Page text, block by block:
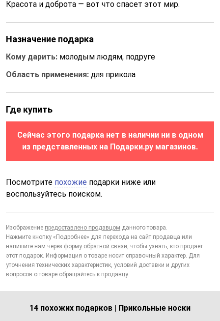
Красота и доброта — вот что спасет этот мир.
Назначение подарка
Кому дарить: молодым людям, подруге
Область применения: для прикола
Где купить
Сейчас этого подарка нет в наличии ни в одном
из представленных на Подарки.ру магазинов.
Посмотрите похожие подарки ниже или
воспользуйтесь поиском.
Изображение предоставлено продавцом данного товара.
Нажмите кнопку «Подробнее» для перехода на сайт продавца или
напишите нам через форму обратной связи, чтобы узнать, кто продает
этот подарок. Информация о товаре носит справочный характер. Для
уточнения технических характеристик, условий доставки и других
вопросов о товаре обращайтесь к продавцу.
14 похожих подарков | Прикольные носки